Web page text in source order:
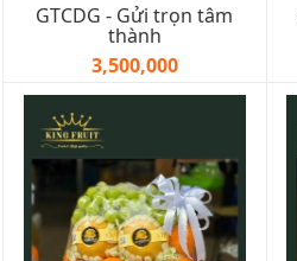
GTCDG - Gửi trọn tâm
thành
3,500,000